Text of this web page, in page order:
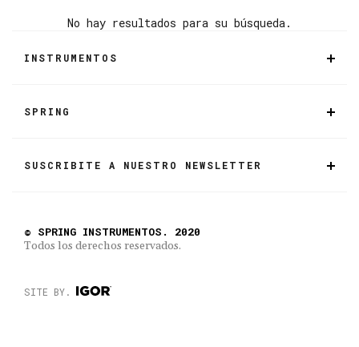
No hay resultados para su búsqueda.
INSTRUMENTOS
SPRING
SUSCRIBITE A NUESTRO NEWSLETTER
© SPRING INSTRUMENTOS. 2020
Todos los derechos reservados.
SITE BY.